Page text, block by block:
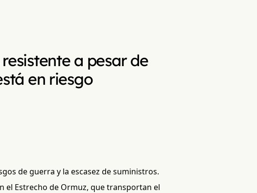
a pesar de
en riesgo
de guerra y la escasez de suministros.
el Estrecho de Ormuz, que transportan el